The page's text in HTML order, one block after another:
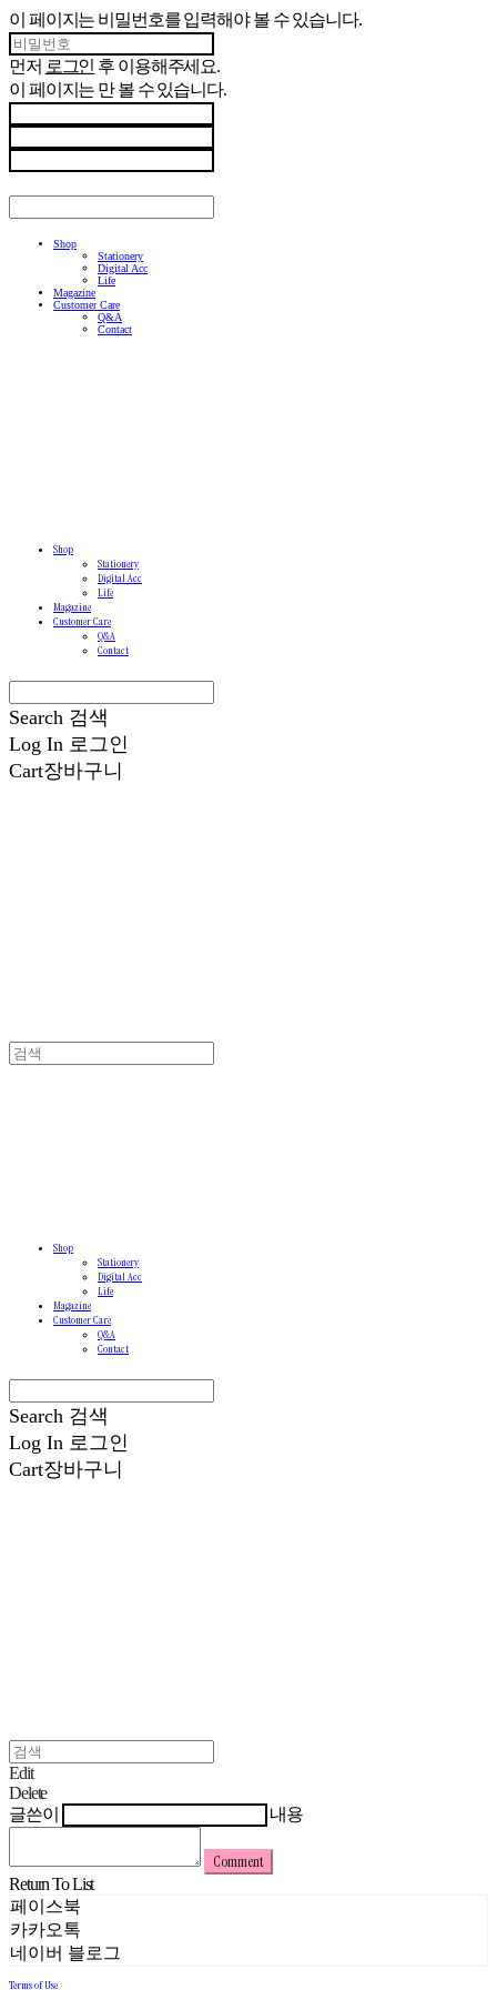
이 페이지는 비밀번호를 입력해야 볼 수 있습니다.
먼저 로그인 후 이용해주세요.
이 페이지는 만 볼 수 있습니다.
Shop
Stationery
Digital Acc
Life
Magazine
Customer Care
Q&A
Contact
Shop
Stationery
Digital Acc
Life
Magazine
Customer Care
Q&A
Contact
Search 검색
Log In 로그인
Cart장바구니
Shop
Stationery
Digital Acc
Life
Magazine
Customer Care
Q&A
Contact
Search 검색
Log In 로그인
Cart장바구니
Edit
Delete
글쓴이
내용
Comment
Return To List
페이스북
카카오톡
네이버 블로그
Terms of Use